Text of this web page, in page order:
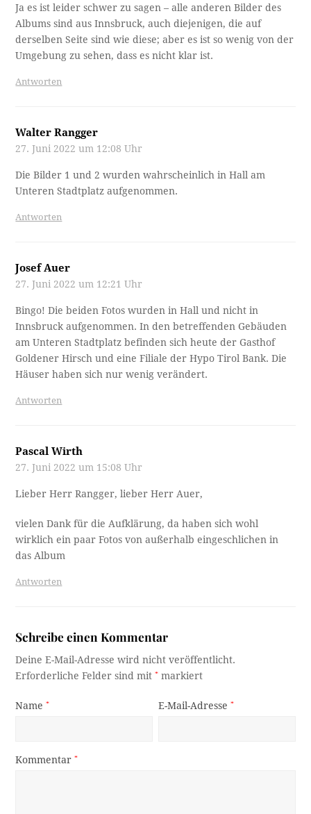
Ja es ist leider schwer zu sagen – alle anderen Bilder des
Albums sind aus Innsbruck, auch diejenigen, die auf
derselben Seite sind wie diese; aber es ist so wenig von der
Umgebung zu sehen, dass es nicht klar ist.
Antworten
Walter Rangger
27. Juni 2022 um 12:08 Uhr
Die Bilder 1 und 2 wurden wahrscheinlich in Hall am
Unteren Stadtplatz aufgenommen.
Antworten
Josef Auer
27. Juni 2022 um 12:21 Uhr
Bingo! Die beiden Fotos wurden in Hall und nicht in
Innsbruck aufgenommen. In den betreffenden Gebäuden
am Unteren Stadtplatz befinden sich heute der Gasthof
Goldener Hirsch und eine Filiale der Hypo Tirol Bank. Die
Häuser haben sich nur wenig verändert.
Antworten
Pascal Wirth
27. Juni 2022 um 15:08 Uhr
Lieber Herr Rangger, lieber Herr Auer,
vielen Dank für die Aufklärung, da haben sich wohl
wirklich ein paar Fotos von außerhalb eingeschlichen in
das Album
Antworten
Schreibe einen Kommentar
Deine E-Mail-Adresse wird nicht veröffentlicht.
Erforderliche Felder sind mit* markiert
Name* E-Mail-Adresse*
Kommentar*